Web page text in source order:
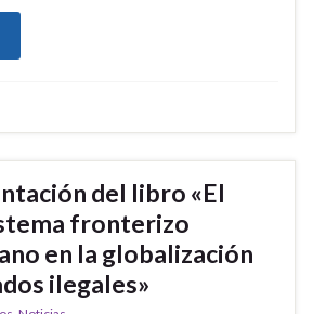
del libro «El
fronterizo
en la globalización
ilegales»